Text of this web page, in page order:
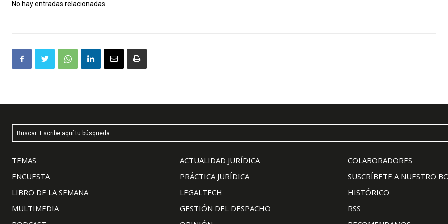
No hay entradas relacionadas
Buscar: Escribe aquí tu búsqueda
TEMAS
ENCUESTA
LIBRO DE LA SEMANA
MULTIMEDIA
ACTUALIDAD JURÍDICA
PRÁCTICA JURÍDICA
LEGALTECH
GESTIÓN DEL DESPACHO
COLABORADORES
SUSCRÍBETE A NUESTRO
HISTÓRICO
RSS